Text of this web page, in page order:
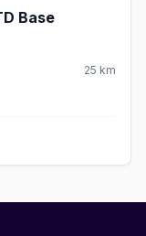
Base
25 km